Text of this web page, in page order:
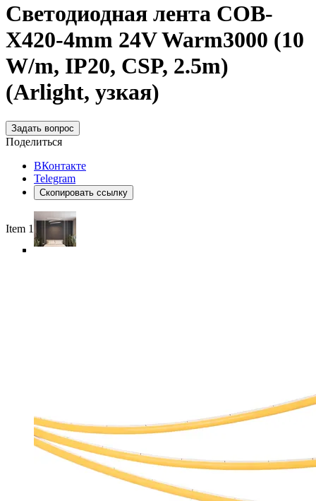
Светодиодная лента COB-
X420-4mm 24V Warm3000 (10
W/m, IP20, CSP, 2.5m)
(Arlight, узкая)
Задать вопрос
Поделиться
ВКонтакте
Telegram
Скопировать ссылку
Item 1 of 6